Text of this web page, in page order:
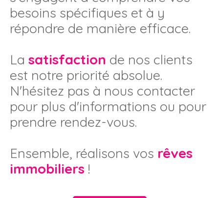
besoins spécifiques et à y
répondre de manière efficace.
La satisfaction de nos clients
est notre priorité absolue.
N'hésitez pas à nous contacter
pour plus d'informations ou pour
prendre rendez-vous.
Ensemble, réalisons vos rêves
immobiliers !